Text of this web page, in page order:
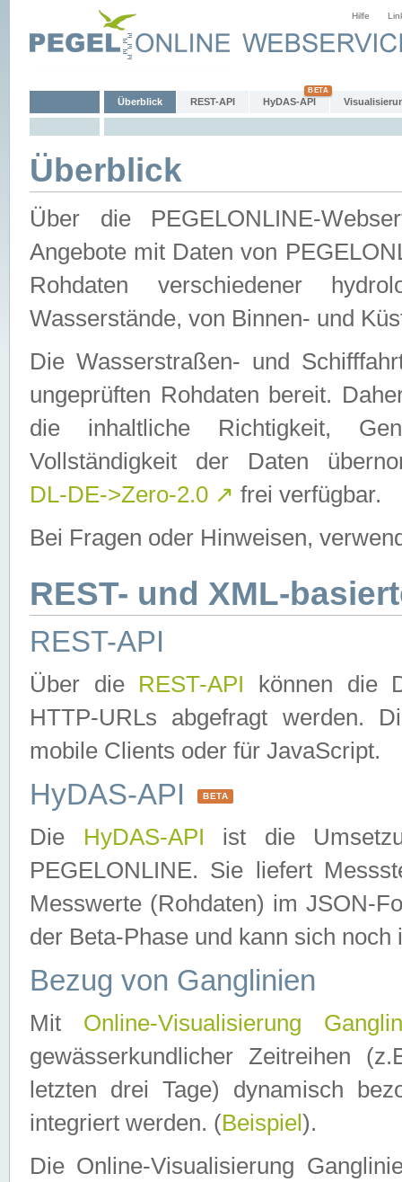
Hilfe
Überblick REST-API HyDAS-API
Überblick
Über die PEGELONLINE-
Angebote mit Daten von
Rohdaten verschiedener
Wasserstände, von Binnen- und
Die Wasserstraßen- und
ungeprüften Rohdaten bereit.
die inhaltliche Richtigkeit,
Vollständigkeit der Daten
DL-DE->Zero-2.0 ↗ frei verfügbar.
Bei Fragen oder Hinweisen,
REST- und XML-
REST-API
Über die REST-API können die
HTTP-URLs abgefragt werden.
mobile Clients oder für JavaScript.
HyDAS-API BETA
Die HyDAS-API ist die
PEGELONLINE. Sie liefert
Messwerte (Rohdaten) im JSON-
der Beta-Phase und kann sich noch
Bezug von Ganglinien
Mit Online-Visualisierung
gewässerkundlicher Zeitreihen
letzten drei Tage) dynamisch
integriert werden. (Beispiel ).
Die Online-Visualisierung